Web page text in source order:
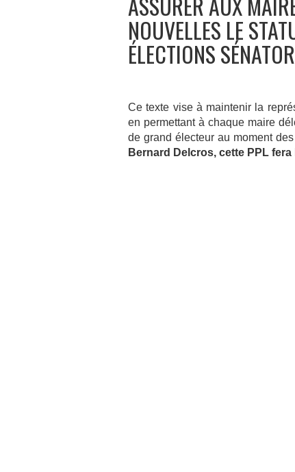
NOUVELLES LE
ÉLECTIONS
Ce texte vise à maintenir la
en permettant à chaque maire
de grand électeur au moment
Bernard Delcros, cette PPL